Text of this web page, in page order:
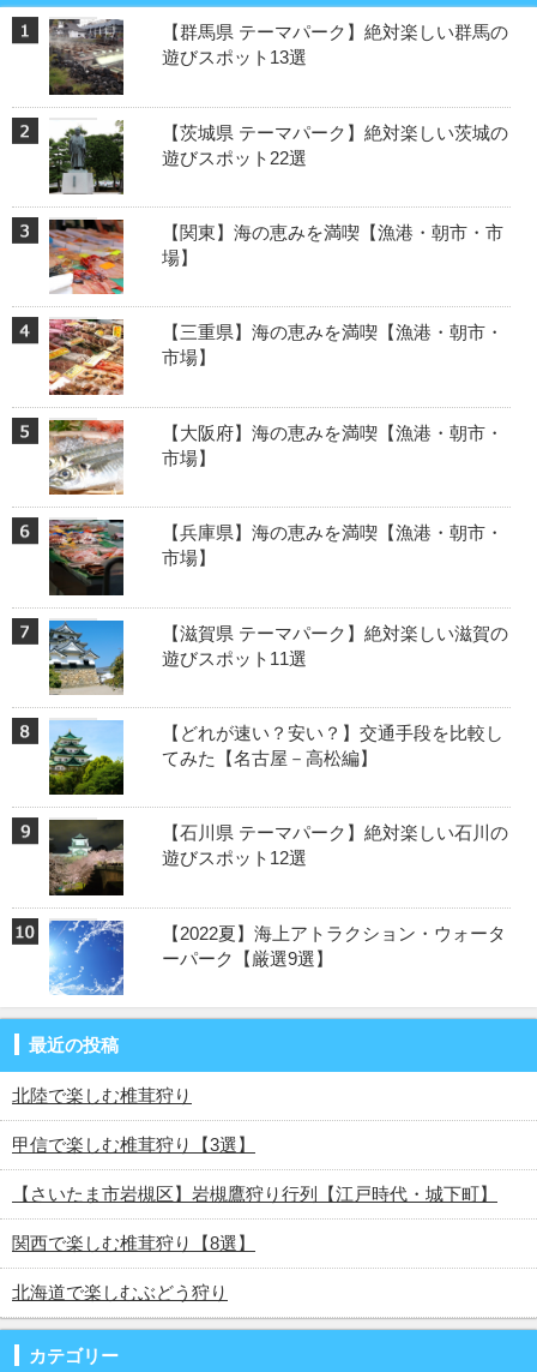
【群馬県 テーマパーク】絶対楽しい群馬の
遊びスポット13選
【茨城県 テーマパーク】絶対楽しい茨城の
遊びスポット22選
【関東】海の恵みを満喫【漁港・朝市・市
場】
【三重県】海の恵みを満喫【漁港・朝市・
市場】
【大阪府】海の恵みを満喫【漁港・朝市・
市場】
【兵庫県】海の恵みを満喫【漁港・朝市・
市場】
【滋賀県 テーマパーク】絶対楽しい滋賀の
遊びスポット11選
【どれが速い？安い？】交通手段を比較し
てみた【名古屋－高松編】
【石川県 テーマパーク】絶対楽しい石川の
遊びスポット12選
【2022夏】海上アトラクション・ウォータ
ーパーク【厳選9選】
最近の投稿
北陸で楽しむ椎茸狩り
甲信で楽しむ椎茸狩り【3選】
【さいたま市岩槻区】岩槻鷹狩り行列【江戸時代・城下町】
関西で楽しむ椎茸狩り【8選】
北海道で楽しむぶどう狩り
カテゴリー